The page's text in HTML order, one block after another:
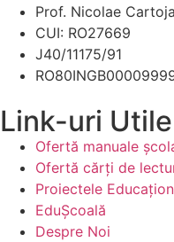
Prof. Nicolae
CUI: RO27669
J40/11175/91
Link-uri Utile
Ofertă manuale
Ofertă cărți de
Proiectele
EduȘcoală
Despre Noi